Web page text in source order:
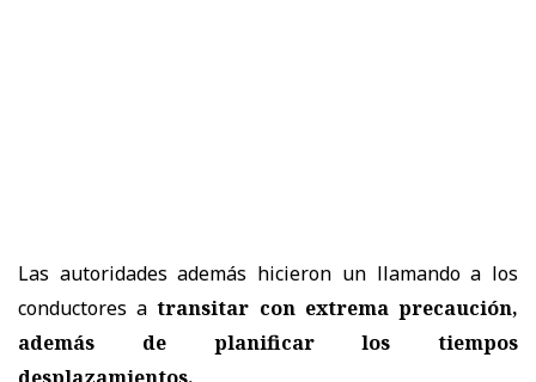
Las autoridades además hicieron un llamando a los
conductores atransitar con extrema precaución,
además de planificar los tiempos